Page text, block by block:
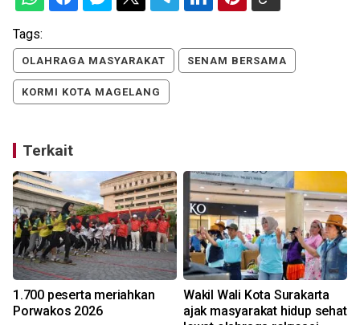
Tags:
OLAHRAGA MASYARAKAT SENAM BERSAMA
KORMI KOTA MAGELANG
Terkait
1.700 peserta meriahkan
Porwakos 2026
Wakil Wali Kota Surakarta
ajak masyarakat hidup sehat